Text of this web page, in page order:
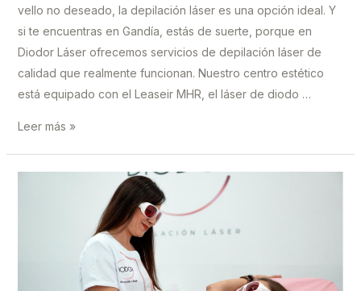
vello no deseado, la depilación láser es una opción ideal. Y
si te encuentras en Gandía, estás de suerte, porque en
Diodor Láser ofrecemos servicios de depilación láser de
calidad que realmente funcionan. Nuestro centro estético
está equipado con el Leaseir MHR, el láser de diodo …
Depilación
Leer más »